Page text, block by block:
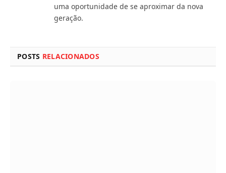
uma oportunidade de se aproximar da nova
geração.
POSTS RELACIONADOS